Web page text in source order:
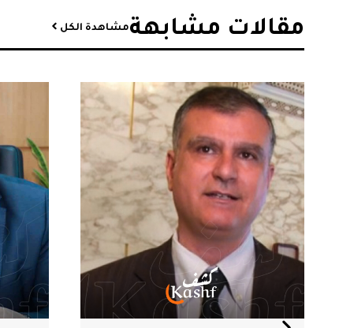
مقالات مشابهة​مشاهدة الكل